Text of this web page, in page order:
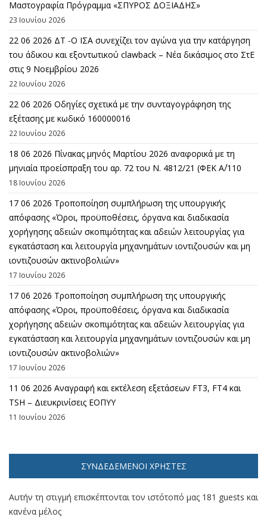
Μαστογραφία Πρόγραμμα «ΣΠΥΡΟΣ ΔΟΞΙΑΔΗΣ»
23 Ιουνίου 2026
22 06 2026 ΔΤ -Ο ΙΣΑ συνεχίζει τον αγώνα για την κατάργηση
του άδικου και εξοντωτικού clawback – Νέα δικάσιμος στο ΣτΕ
στις 9 Νοεμβρίου 2026
22 Ιουνίου 2026
22 06 2026 Οδηγίες σχετικά με την συνταγογράφηση της
εξέτασης με κωδικό 160000016
22 Ιουνίου 2026
18 06 2026 Πίνακας μηνός Μαρτίου 2026 αναφορικά με τη
μηνιαία προείσπραξη του αρ. 72 του Ν. 4812/21 (ΦΕΚ Α΄/110
18 Ιουνίου 2026
17 06 2026 Τροποποίηση συμπλήρωση της υπουργικής
απόφασης «Όροι, προϋποθέσεις, όργανα και διαδικασία
χορήγησης αδειών σκοπιμότητας και αδειών λειτουργίας για
εγκατάσταση και λειτουργία μηχανημάτων ιοντιζουσών και μη
ιοντιζουσών ακτινοβολιών»
17 Ιουνίου 2026
17 06 2026 Τροποποίηση συμπλήρωση της υπουργικής
απόφασης «Όροι, προϋποθέσεις, όργανα και διαδικασία
χορήγησης αδειών σκοπιμότητας και αδειών λειτουργίας για
εγκατάσταση και λειτουργία μηχανημάτων ιοντιζουσών και μη
ιοντιζουσών ακτινοβολιών»
17 Ιουνίου 2026
11 06 2026 Αναγραφή και εκτέλεση εξετάσεων FT3, FT4 και
TSH – Διευκρινίσεις ΕΟΠΥΥ
11 Ιουνίου 2026
ΣΥΝΔΕΔΕΜΈΝΟΙ ΧΡΉΣΤΕΣ
Αυτήν τη στιγμή επισκέπτονται τον ιστότοπό μας 181 guests και
κανένα μέλος